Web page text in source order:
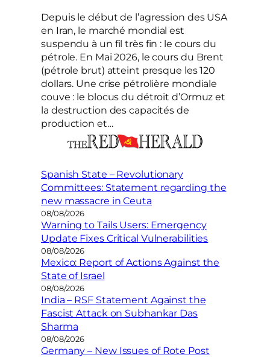
Depuis le début de l’agression des USA
en Iran, le marché mondial est
suspendu à un fil très fin : le cours du
pétrole. En Mai 2026, le cours du Brent
(pétrole brut) atteint presque les 120
dollars. Une crise pétrolière mondiale
couve : le blocus du détroit d’Ormuz et
la destruction des capacités de
production et…
Spanish State – Revolutionary
Committees: Statement regarding the
new massacre in Ceuta
08/08/2026
Warning to Tails Users: Emergency
Update Fixes Critical Vulnerabilities
08/08/2026
Mexico: Report of Actions Against the
State of Israel
08/08/2026
India – RSF Statement Against the
Fascist Attack on Subhankar Das
Sharma
08/08/2026
Germany – New Issues of Rote Post